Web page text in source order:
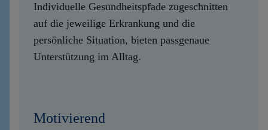
Individuelle Gesundheitspfade zugeschnitten
auf die jeweilige Erkrankung und die
persönliche Situation, bieten passgenaue
Unterstützung im Alltag.
Motivierend